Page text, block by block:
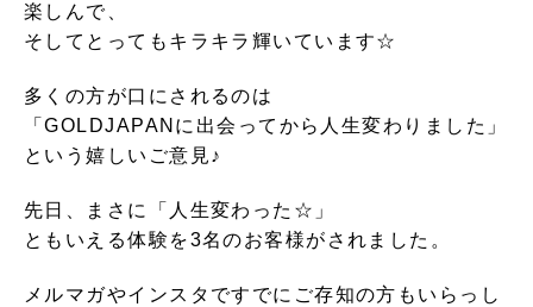
楽しんで、
そしてとってもキラキラ輝いています☆
多くの方が口にされるのは
「GOLDJAPANに出会ってから人生変わりました」
という嬉しいご意見♪
先日、まさに「人生変わった☆」
ともいえる体験を3名のお客様がされました。
メルマガやインスタですでにご存知の方もいらっし